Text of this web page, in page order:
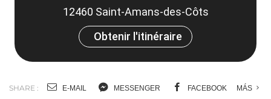
12460 Saint-Amans-des-Côts
Obtenir l'itinéraire
SHARE : E-MAIL MESSENGER FACEBOOK MÁS